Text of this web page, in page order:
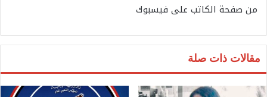
من صفحة الكاتب على فيسبوك
مقالات ذات صلة